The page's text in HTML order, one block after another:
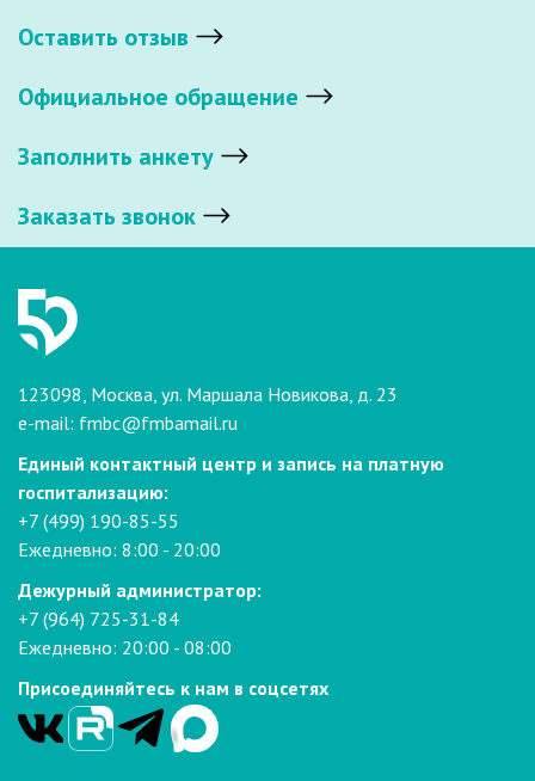
Оставить отзыв
Официальное обращение
Заполнить анкету
Заказать звонок
123098, Москва, ул. Маршала Новикова, д. 23
e-mail: fmbc@fmbamail.ru
Единый контактный центр и запись на платную
госпитализацию:
+7 (499) 190-85-55
Ежедневно: 8:00 - 20:00
Дежурный администратор:
+7 (964) 725-31-84
Ежедневно: 20:00 - 08:00
Присоединяйтесь к нам в соцсетях